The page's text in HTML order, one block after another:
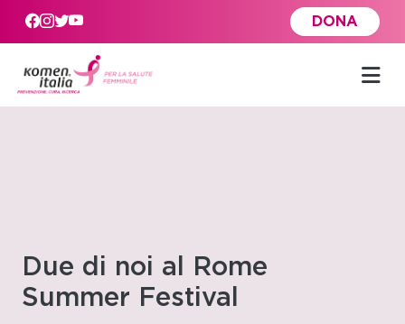
Skip to main content
DONA
Due di noi al Rome
Summer Festival